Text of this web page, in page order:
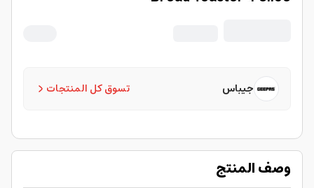
تسوق كل المنتجات جيباس
وصف المنتج